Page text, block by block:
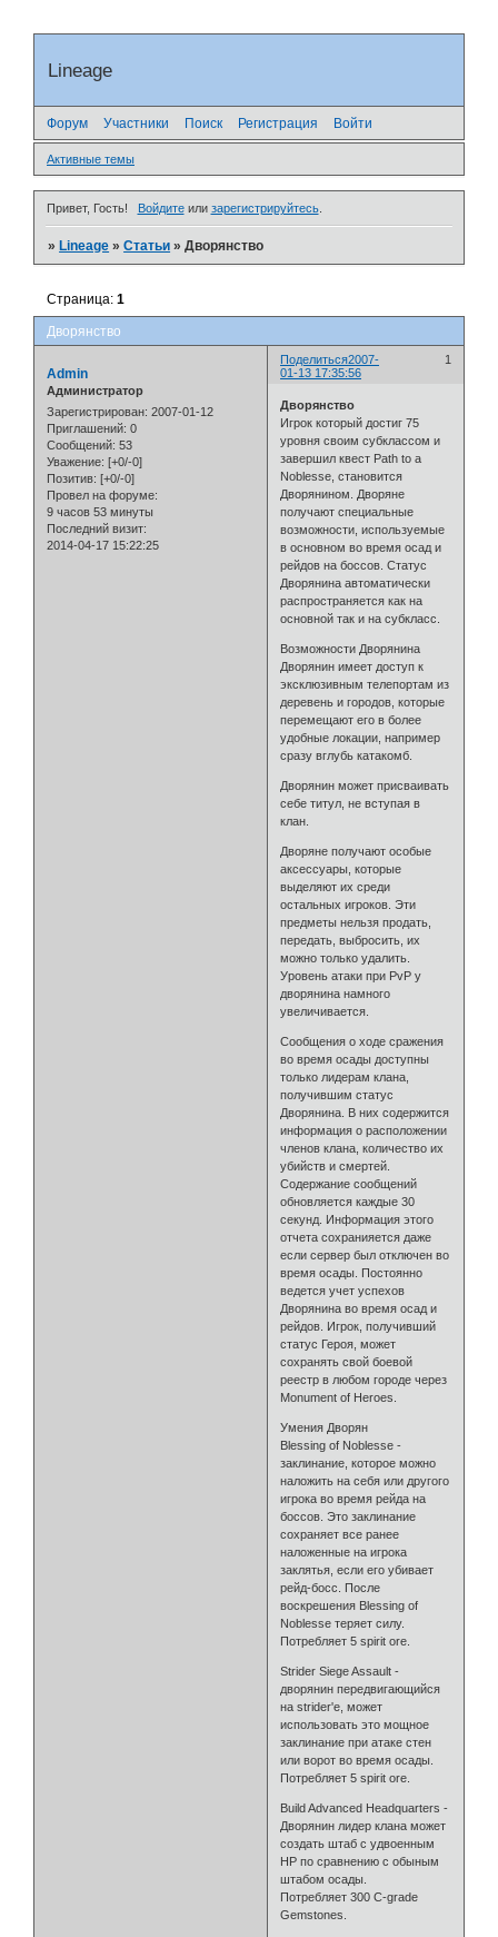
Lineage
Форум Участники Поиск Регистрация Войти
Активные темы
Привет, Гость! Войдитеили зарегистрируйтесь.
»Lineage »Статьи »Дворянство
Дворянство
Страница:1
Поделиться 1
2007-
01-13 17:35:56
Admin
Администратор
Зарегистрирован: 2007-01-12
Приглашений: 0
Сообщений: 53
Уважение: [+0/-0]
Позитив: [+0/-0]
Провел на форуме:
9 часов 53 минуты
Последний визит:
2014-04-17 15:22:25
Дворянство
Игрок который достиг 75
уровня своим субклассом и
завершил квест Path to a
Noblesse, становится
Дворянином. Дворяне
получают специальные
возможности, используемые
в основном во время осад и
рейдов на боссов. Статус
Дворянина автоматически
распространяется как на
основной так и на субкласс.
Возможности Дворянина
Дворянин имеет доступ к
эксклюзивным телепортам из
деревень и городов, которые
перемещают его в более
удобные локации, например
сразу вглубь катакомб.
Дворянин может присваивать
себе титул, не вступая в
клан.
Дворяне получают особые
аксессуары, которые
выделяют их среди
остальных игроков. Эти
предметы нельзя продать,
передать, выбросить, их
можно только удалить.
Уровень атаки при PvP у
дворянина намного
увеличивается.
Сообщения о ходе сражения
во время осады доступны
только лидерам клана,
получившим статус
Дворянина. В них содержится
информация о расположении
членов клана, количество их
убийств и смертей.
Содержание сообщений
обновляется каждые 30
секунд. Информация этого
отчета сохранияется даже
если сервер был отключен во
время осады. Постоянно
ведется учет успехов
Дворянина во время осад и
рейдов. Игрок, получивший
статус Героя, может
сохранять свой боевой
реестр в любом городе через
Monument of Heroes.
Умения Дворян
Blessing of Noblesse -
заклинание, которое можно
наложить на себя или другого
игрока во время рейда на
боссов. Это заклинание
сохраняет все ранее
наложенные на игрока
заклятья, если его убивает
рейд-босс. После
воскрешения Blessing of
Noblesse теряет силу.
Потребляет 5 spirit ore.
Strider Siege Assault -
дворянин передвигающийся
на strider'е, может
использовать это мощное
заклинание при атаке стен
или ворот во время осады.
Потребляет 5 spirit ore.
Build Advanced Headquarters -
Дворянин лидер клана может
создать штаб с удвоенным
HP по сравнению с обыным
штабом осады.
Потребляет 300 C-grade
Gemstones.